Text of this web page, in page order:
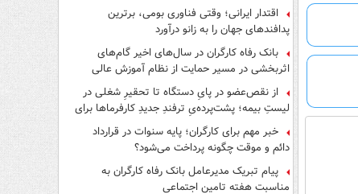
اقتدار ایرانی؛ وقتی فناوری بومی، برترین
پدافندهای جهان را به زانو درآورد
بانک رفاه کارگران در سال‌های اخیر گام‌های
اثربخشی در مسیر حمایت از نظام آموزش عالی
برداشته است
از نقص‌عضو در پایِ دستگاه تا تحقیرِ شغلی در
لیستِ بیمه؛ پشت‌پرده‌یِ ترفندِ جدیدِ کارفرماها برای
فرار از قانون چیست؟
خبر مهم برای کارگران؛ پایه سنوات در قرارداد
دائم و موقت چگونه پرداخت می‌شود؟
پیام تبریک مدیرعامل بانک رفاه کارگران به
مناسبت هفته تامین اجتماعی